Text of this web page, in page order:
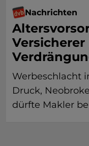
Nachrichten
Werbeschlacht
Druck,
dürfte Makler